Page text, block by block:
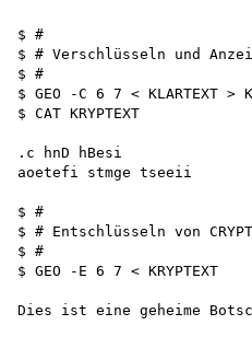
$ #
$ # Verschlüsseln und
$ #
$ GEO -C 6 7 < KLARTEXT >
$ CAT KRYPTEXT
.c hnD hBesi
aoetefi stmge tseeii
$ #
$ # Entschlüsseln von
$ #
$ GEO -E 6 7 < KRYPTEXT